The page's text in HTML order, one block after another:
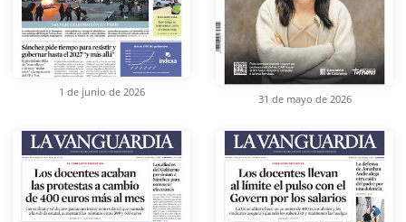
1 de junio de 2026
31 de mayo de 2026